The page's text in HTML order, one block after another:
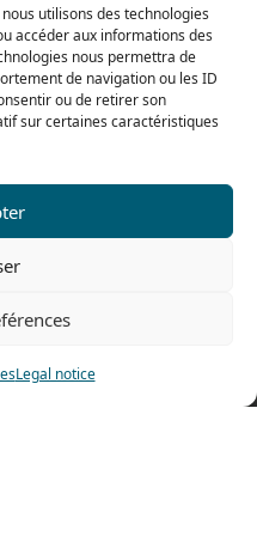
utilisons des technologies
accéder aux informations des
nous permettra de
de navigation ou les ID
ou de retirer son
sur certaines caractéristiques
Legal notice
to 16h